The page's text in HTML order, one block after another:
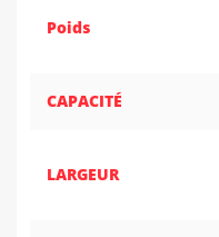
Poids
CAPACITÉ
LARGEUR